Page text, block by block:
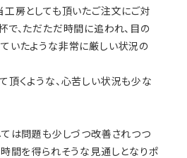
工房としても頂いたご注文にご対
で、ただただ時間に追われ、目の
いたような非常に厳しい状況の
頂くような、心苦しい状況も少な
ては問題も少しづつ改善されつつ
時間を得られそうな見通しとなりポ